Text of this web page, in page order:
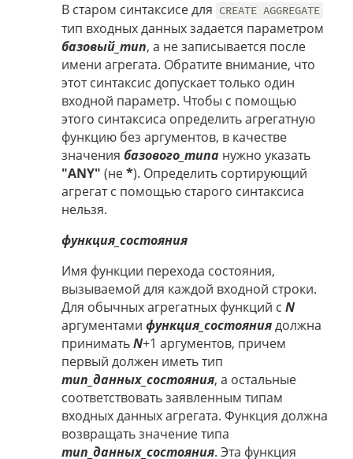
В старом синтаксисе для CREATE AGGREGATE
тип входных данных задается параметром
базовый_тип, а не записывается после
имени агрегата. Обратите внимание, что
этот синтаксис допускает только один
входной параметр. Чтобы с помощью
этого синтаксиса определить агрегатную
функцию без аргументов, в качестве
значения базового_типа нужно указать
"ANY" (не*). Определить сортирующий
агрегат с помощью старого синтаксиса
нельзя.
функция_состояния
Имя функции перехода состояния,
вызываемой для каждой входной строки.
Для обычных агрегатных функций с N
аргументами функция_состояниядолжна
приниматьN+1 аргументов, причем
первый должен иметь тип
тип_данных_состояния, а остальные
соответствовать заявленным типам
входных данных агрегата. Функция должна
возвращать значение типа
тип_данных_состояния. Эта функция